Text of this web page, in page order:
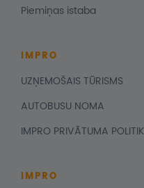
Piemiņas istaba
IMPRO
UZŅEMOŠAIS TŪRISMS
AUTOBUSU NOMA
IMPRO PRIVĀTUMA
IMPRO